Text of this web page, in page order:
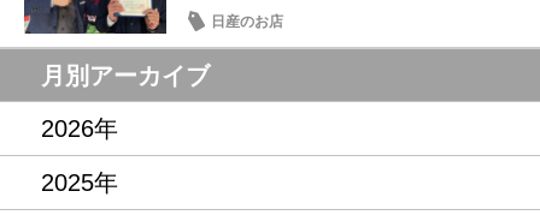
日産のお店
月別アーカイブ
2026年
2025年